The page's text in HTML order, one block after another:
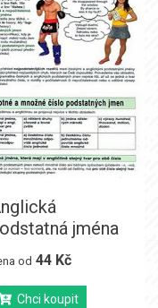
jména
od 44 Kč
Chci koupit